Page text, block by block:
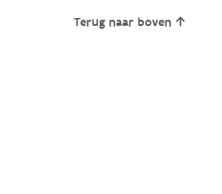
Terug naar boven